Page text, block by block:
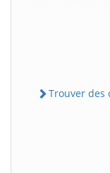
Trouver des